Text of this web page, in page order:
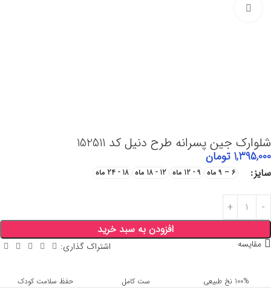
شلوارک جین پسرانه طرح دنیل کد 152511
1,395,000 تومان
سایز 6 – 9 ماه 9 - 12 ماه 12 - 18 ماه 18 - 24 ماه
افزودن به سبد خرید
مقایسه اشتراک گذاری:
100% نخ طبیعی ست کامل حفظ سلامت کودک